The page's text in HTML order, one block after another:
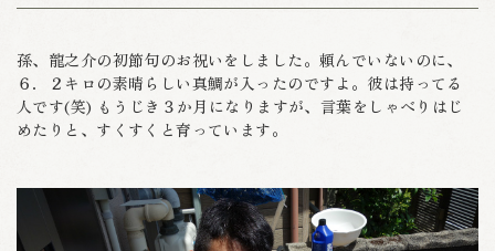
孫、龍之介の初節句のお祝いをしました。頼んでいないのに、
６．２キロの素晴らしい真鯛が入ったのですよ。彼は持ってる
人です(笑) もうじき３か月になりますが、言葉をしゃべりはじ
めたりと、すくすくと育っています。